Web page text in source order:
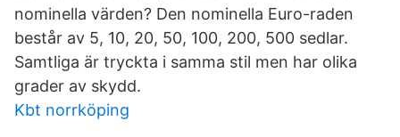
nominella värden? Den nominella Euro-raden
består av 5, 10, 20, 50, 100, 200, 500 sedlar.
Samtliga är tryckta i samma stil men har olika
grader av skydd.
Kbt norrköping